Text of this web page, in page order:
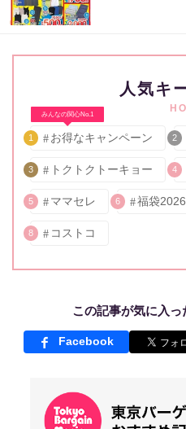
人気キ
みんなの関心No.1
1 お得なキャンペーン 2
3 トクトクトーキョー 4
5 ママセレ 6 福袋2026
8 コストコ
この記事が気に入っ
Facebook